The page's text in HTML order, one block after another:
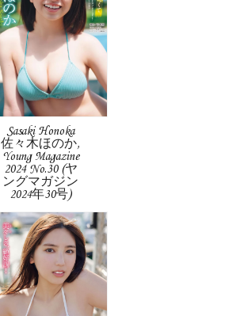
Sasaki Honoka
佐々木ほのか,
Young Magazine
2024 No.30 (ヤ
ングマガジン
2024年30号)